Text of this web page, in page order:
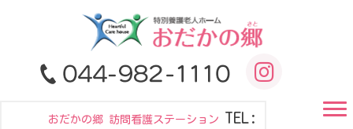
おだかの郷 訪問看護ステーション TEL: